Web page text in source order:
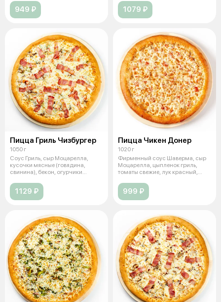
949 ₽ 1079 ₽
Пицца Гриль Чизбургер
1050 г
Соус Гриль, сыр Моцарелла,
кусочки мясные (говядина,
свинина), бекон, огурчики
1129 ₽
Пицца Чикен Донер
1020 г
Фирменный соус Шаверма, сыр
Моцарелла, цыпленок гриль,
томаты свежие, лук красный,
999 ₽